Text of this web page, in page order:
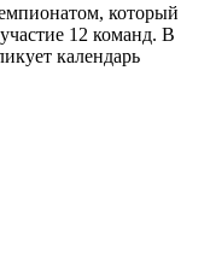
который
12 команд. В
календарь